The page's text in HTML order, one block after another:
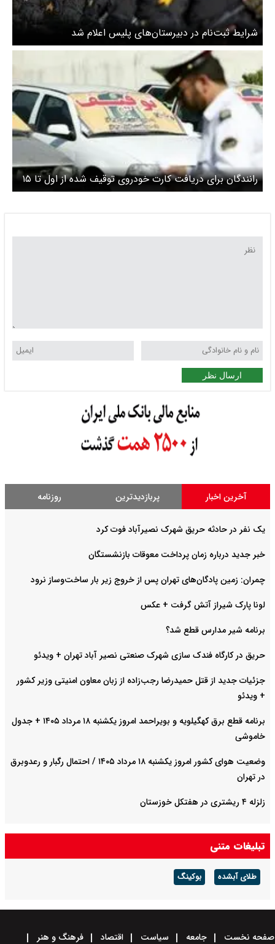
شرایط ثبت‌نام در دبیرستان‌های پلیس اعلام شد
رانندگان برای دریافت کارت خودروی توقیف شده از اول تا ۱۵
خرداد مراجعه کنند
ارسال نظر
آخرین اخبار پربازدیدترین روزنامه
یک نفر در حادثه حریق شهرک نصیرآباد فوت کرد
خبر جدید درباره زمان پرداخت معوقات بازنشستگان
چمران: زمین پادگان‌های تهران پس از خروج زیر بار ساخت‌وساز نرود
لونا پارک شیراز آتش گرفت + عکس
برنامه شیر مدارس قطع شد؟
حریق در کارگاه فندک سازی شهرک صنعتی نصیر آباد تهران + ویدئو
جزئیات جدید از قتل حمیدرضا رجب‌زاده از زبان معاون امنیتی وزیر کشور
+ ویدئو
برنامه قطع برق کهگیلویه و بویراحمد امروز یکشنبه ۱۸ مرداد ۱۴۰۵ + جدول
خاموشی
وضعیت هوای کشور امروز یکشنبه ۱۸ مرداد ۱۴۰۵ / احتمال رگبار و رعدوبرق
در تهران
زلزله ۴ ریشتری در هفتکل خوزستان
تبلیغات متنی
طلای آبشده بوکینگ
صفحه نخست جامعه سیاست اقتصاد فرهنگ و هنر